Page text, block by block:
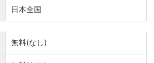
日本全国
無料(なし)